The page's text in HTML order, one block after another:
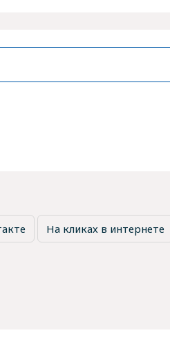
На кликах в интернете